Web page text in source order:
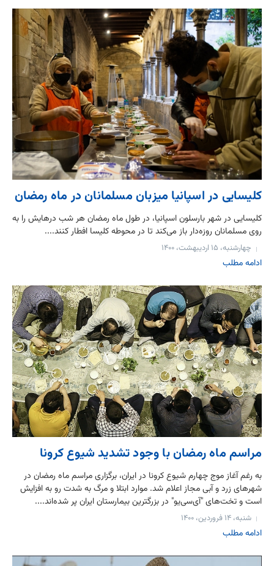
کلیسایی در اسپانیا میزبان مسلمانان در ماه رمضان
کلیسایی در شهر بارسلون اسپانیا، در طول ماه رمضان هر شب درهایش را به
روی مسلمانان روزه‌دار باز می‌کند تا در محوطه کلیسا افطار کنند....
چهارشنبه، ۱۵ اردیبهشت، ۱۴۰۰
ادامه مطلب
مراسم ماه رمضان با وجود تشدید شیوع کرونا
به رغم آغاز موج چهارم شیوع کرونا در ایران، برگزاری مراسم ماه رمضان در
شهرهای زرد و آبی مجاز اعلام شد. موارد ابتلا و مرگ به شدت رو به افزایش
است و تخت‌های "آی‌سی‌یو" در بزرگترین بیمارستان ایران پر شده‌اند....
شنبه، ۱۴ فروردین، ۱۴۰۰
ادامه مطلب